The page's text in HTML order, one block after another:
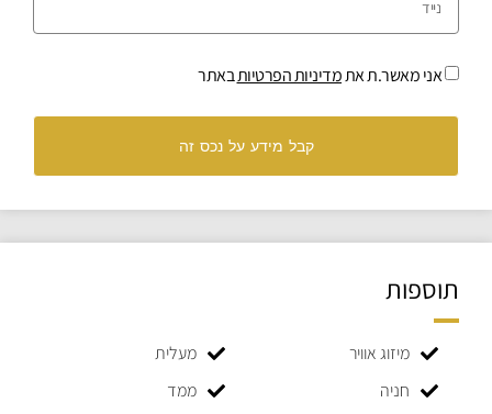
אני מאשר.ת אתמדיניות הפרטיותבאתר
קבל מידע על נכס זה
תוספות
מיזוג אוויר
מעלית
חניה
ממד